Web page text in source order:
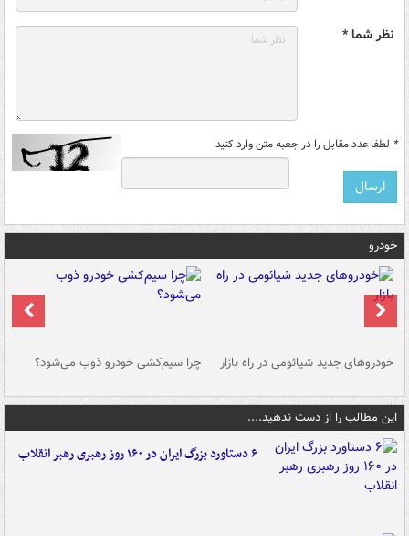
نظر شما *
* لطفا عدد مقابل را در جعبه متن وارد کنید
خودرو
خودروهای جدید شیائومی در راه بازار چرا سیم‌کشی خودرو ذوب می‌شود؟
این مطالب را از دست ندهید....
۶ دستاورد بزرگ ایران در ۱۶۰ روز رهبری رهبر انقلاب